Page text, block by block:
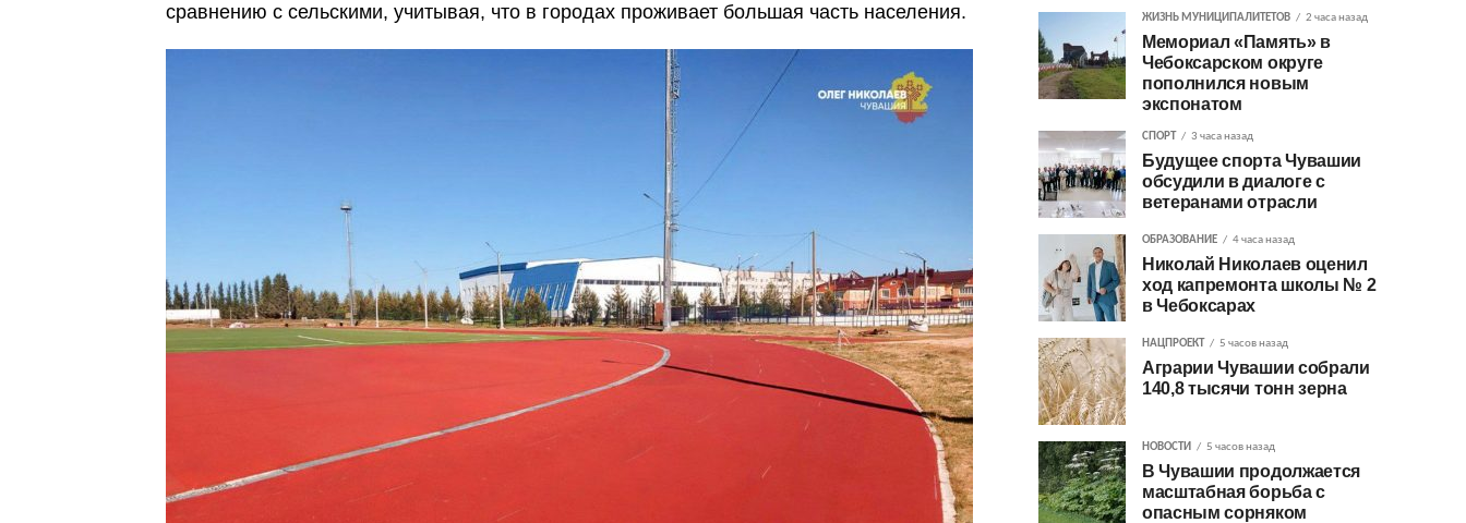
сравнению с сельскими, учитывая, что в городах проживает большая часть населения.
ЖИЗНЬ МУНИЦИПАЛИТЕТОВ 2 часа назад
Мемориал «Память» в
Чебоксарском округе
пополнился новым
экспонатом
СПОРТ 3 часа назад
Будущее спорта Чувашии
обсудили в диалоге с
ветеранами отрасли
ОБРАЗОВАНИЕ 4 часа назад
Николай Николаев оценил
ход капремонта школы № 2
в Чебоксарах
НАЦПРОЕКТ 5 часов назад
Аграрии Чувашии собрали
140,8 тысячи тонн зерна
НОВОСТИ 5 часов назад
В Чувашии продолжается
масштабная борьба с
опасным сорняком